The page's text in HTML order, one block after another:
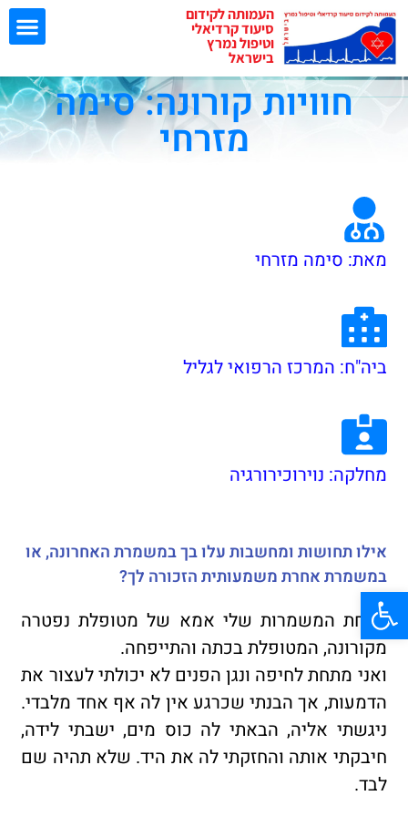
פתח סרגל נגישות
העמותה לקידום
סיעוד קרדיאלי
וטיפול נמרץ
בישראל
חוויות קורונה: סימה
מזרחי
מאת: סימה מזרחי
ביה"ח: המרכז הרפואי לגליל
מחלקה: נוירוכירורגיה
אילו תחושות ומחשבות עלו בך במשמרת האחרונה, או
במשמרת אחרת משמעותית הזכורה לך?
באחת המשמרות שלי אמא של מטופלת נפטרה
מקורונה, המטופלת בכתה והתייפחה.
ואני מתחת לחיפה ונגן הפנים לא יכולתי לעצור את
הדמעות, אך הבנתי שכרגע אין לה אף אחד מלבדי.
ניגשתי אליה, הבאתי לה כוס מים, ישבתי לידה,
חיבקתי אותה והחזקתי לה את היד. שלא תהיה שם
לבד.